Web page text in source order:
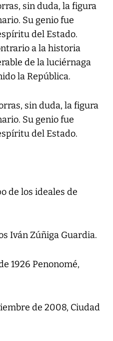
sin duda, la figura
Su genio fue
del Estado.
a la historia
de la luciérnaga
la República.
sin duda, la figura
Su genio fue
del Estado.
de los ideales de
Iván Zúñiga Guardia.
1926 Penonomé,
de 2008, Ciudad